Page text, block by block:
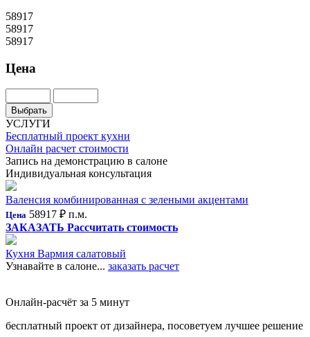
58917
58917
58917
Цена
УСЛУГИ
Бесплатный проект кухни
Онлайн расчет стоимости
Запись на демонстрацию в салоне
Индивидуальная консультация
Валенсия комбинированная с зелеными акцентами
Цена 58917 ₽ п.м.
ЗАКАЗАТЬ Рассчитать стоимость
Кухня Вармия салатовый
Узнавайте в салоне... заказать расчет
Онлайн-расчёт за 5 минут
бесплатный проект от дизайнера, посоветуем лучшее решение